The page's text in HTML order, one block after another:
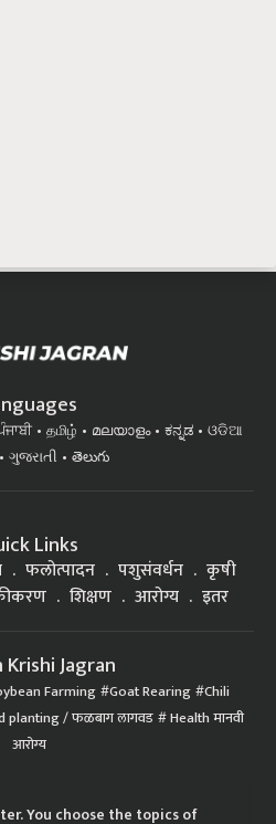
தமிழ் മലയാളം ಕನ್ನಡ
ଓଡିଆ
ગુજરાતી తెలుగు
Links
फलोत्पादन पशुसंवर्धन
कृषी
शिक्षण आरोग्य इतर
Jagran
Farming Goat Rearing Chili
planting / फळबाग लागवड Health मानवी
आरोग्य
You choose the topics of